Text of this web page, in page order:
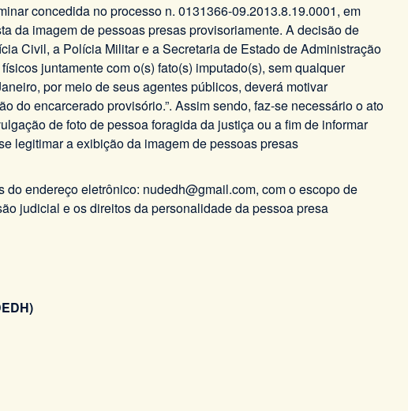
concedida no processo n. 0131366-09.2013.8.19.0001, em
da imagem de pessoas presas provisoriamente. A decisão de
Civil, a Polícia Militar e a Secretaria de Estado de Administração
juntamente com o(s) fato(s) imputado(s), sem qualquer
por meio de seus agentes públicos, deverá motivar
do encarcerado provisório.”. Assim sendo, faz-se necessário o ato
de foto de pessoa foragida da justiça ou a fim de informar
legitimar a exibição da imagem de pessoas presas
endereço eletrônico: nudedh@gmail.com, com o escopo de
judicial e os direitos da personalidade da pessoa presa